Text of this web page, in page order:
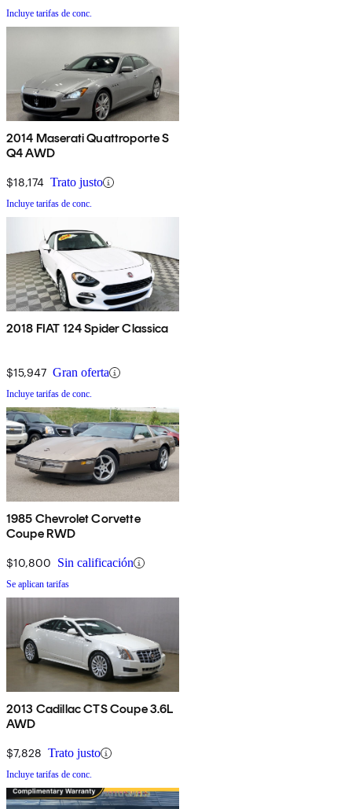
Incluye tarifas de conc.
2014 Maserati Quattroporte S
Q4 AWD
$18,174 Trato justo
Incluye tarifas de conc.
2018 FIAT 124 Spider Classica
$15,947 Gran oferta
Incluye tarifas de conc.
1985 Chevrolet Corvette
Coupe RWD
$10,800 Sin calificación
Se aplican tarifas
2013 Cadillac CTS Coupe 3.6L
AWD
$7,828 Trato justo
Incluye tarifas de conc.